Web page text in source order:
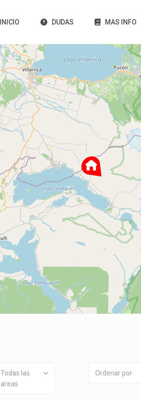
INICIO DUDAS MAS INFO
Cargando mapas
Todas las
areas
Ordenar por